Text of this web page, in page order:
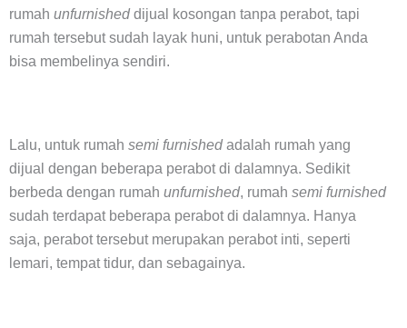
rumah unfurnished dijual kosongan tanpa perabot, tapi
rumah tersebut sudah layak huni, untuk perabotan Anda
bisa membelinya sendiri.
Lalu, untuk rumah semi furnished adalah rumah yang
dijual dengan beberapa perabot di dalamnya. Sedikit
berbeda dengan rumah unfurnished, rumah semi furnished
sudah terdapat beberapa perabot di dalamnya. Hanya
saja, perabot tersebut merupakan perabot inti, seperti
lemari, tempat tidur, dan sebagainya.